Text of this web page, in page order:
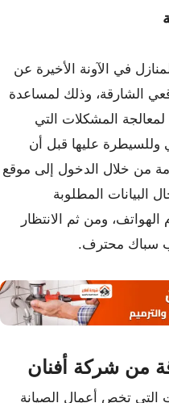
في الآونة الأخيرة عن
الشارقة، وذلك لمساعدة
المشكلات التي
عليها قبل أن
من خلال الدخول إلى موقع
البيانات المطلوبة
الهواتف، ومن ثم الانتظار
سباك محترف.
من شركة أفنان
تخص أعمال الصيانة